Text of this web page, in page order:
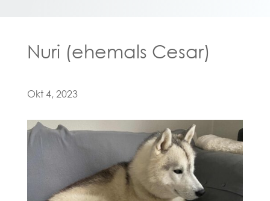
Nuri (ehemals Cesar)
Okt 4, 2023